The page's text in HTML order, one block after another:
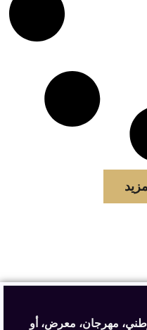
مهرجان، معرض، أو